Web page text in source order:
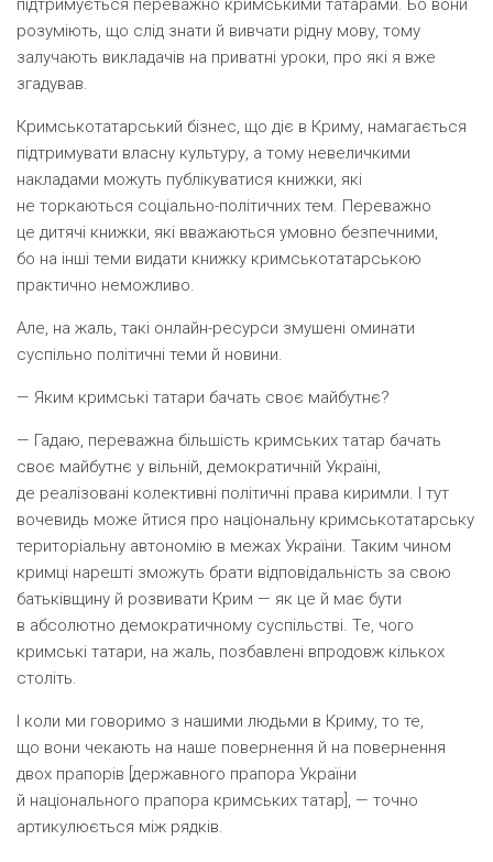
підтримується переважно кримськими татарами. Бо вони
розуміють, що слід знати й вивчати рідну мову, тому
залучають викладачів на приватні уроки, про які я вже
згадував.
Кримськотатарський бізнес, що діє в Криму, намагається
підтримувати власну культуру, а тому невеличкими
накладами можуть публікуватися книжки, які
не торкаються соціально-політичних тем. Переважно
це дитячі книжки, які вважаються умовно безпечними,
бо на інші теми видати книжку кримськотатарською
практично неможливо.
Але, на жаль, такі онлайн-ресурси змушені оминати
суспільно політичні теми й новини.
— Яким кримські татари бачать своє майбутнє?
— Гадаю, переважна більшість кримських татар бачать
своє майбутнє у вільній, демократичній Україні,
де реалізовані колективні політичні права киримли. І тут
вочевидь може йтися про національну кримськотатарську
територіальну автономію в межах України. Таким чином
кримці нарешті зможуть брати відповідальність за свою
батьківщину й розвивати Крим — як це й має бути
в абсолютно демократичному суспільстві. Те, чого
кримські татари, на жаль, позбавлені впродовж кількох
століть.
І коли ми говоримо з нашими людьми в Криму, то те,
що вони чекають на наше повернення й на повернення
двох прапорів [ державного прапора України
й національного прапора кримських татар ], — точно
артикулюється між рядків.